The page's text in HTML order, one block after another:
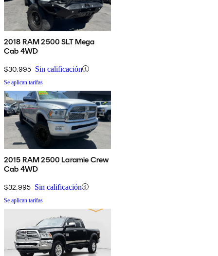
2018 RAM 2500 SLT Mega
Cab 4WD
$30,995 Sin calificación
Se aplican tarifas
2015 RAM 2500 Laramie Crew
Cab 4WD
$32,995 Sin calificación
Se aplican tarifas